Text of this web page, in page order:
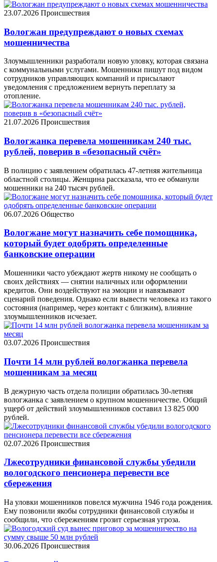
23.07.2026 Происшествия
Вологжан предупреждают о новых схемах
мошенничества
Злоумышленники разработали новую уловку, которая связана
с коммунальными услугами. Мошенники пишут под видом
сотрудников управляющих компаний и присылают
уведомления с предложением вернуть переплату за
отопление.
21.07.2026 Происшествия
Вологжанка перевела мошенникам 240 тыс.
рублей, поверив в «безопасный счёт»
В полицию с заявлением обратилась 47-летняя жительница
областной столицы. Женщина рассказала, что ее обманули
мошенники на 240 тысяч рублей.
06.07.2026 Общество
Вологжане могут назначить себе помощника,
который будет одобрять определенные
банковские операции
Мошенники часто убеждают жертв никому не сообщать о
своих действиях — снятии наличных или оформлении
кредитов. Они воздействуют на эмоции и навязывают
сценарий поведения. Однако если вывести человека из такого
состояния (например, через контакт с близким), влияние
злоумышленников исчезает.
03.07.2026 Происшествия
Почти 14 млн рублей вологжанка перевела
мошенникам за месяц
В дежурную часть отдела полиции обратилась 30-летняя
вологжанка с заявлением о крупном мошенничестве. Общий
ущерб от действий злоумышленников составил 13 825 000
рублей.
02.07.2026 Происшествия
Лжесотрудники финансовой службы убедили
вологодского пенсионера перевести все
сбережения
На уловки мошенников повелся мужчина 1946 года рождения.
Ему позвонили якобы сотрудники финансовой службы и
сообщили, что сбережениям грозит серьезная угроза.
30.06.2026 Происшествия